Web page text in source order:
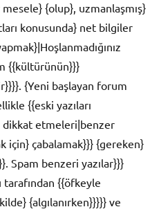
{olup}, uzmanlaşmış}
konusunda} net bilgiler
{{kültürünün}}}
{Yeni başlayan forum
{{eski yazıları
dikkat etmeleri|benzer
için} çabalamak}}} {gereken}
Spam benzeri yazılar}}}
tarafından {{öfkeyle
{algılanırken}}}}} ve